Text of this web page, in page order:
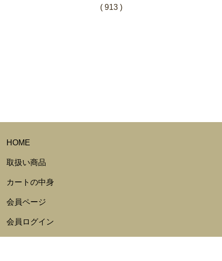
( 913 )
HOME
取扱い商品
カートの中身
会員ページ
会員ログイン